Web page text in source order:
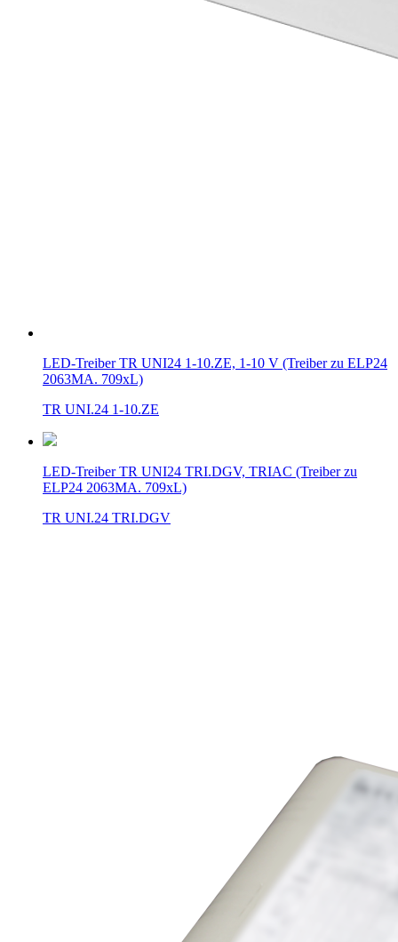
LED-Treiber TR UNI24 1-10.ZE, 1-10 V (Treiber zu ELP24
2063MA. 709xL)
TR UNI.24 1-10.ZE
LED-Treiber TR UNI24 TRI.DGV, TRIAC (Treiber zu
ELP24 2063MA. 709xL)
TR UNI.24 TRI.DGV